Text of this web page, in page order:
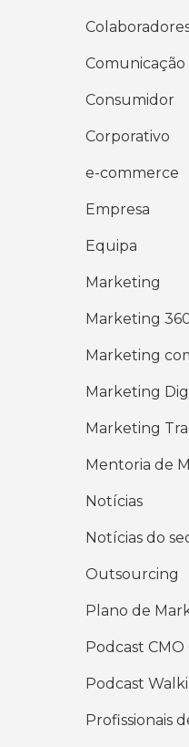
Comunicação
Consumidor
Corporativo
e-commerce
Empresa
Equipa
Marketing
Marketing
Marketing
Marketing
Marketing
Mentoria de
Notícias
Notícias do
Outsourcing
Plano de
Podcast CMO
Podcast
Profissionais